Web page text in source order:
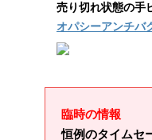
売り切れ状態の手
オパシーアンチバ
臨時の情報
恒例のタイムセ